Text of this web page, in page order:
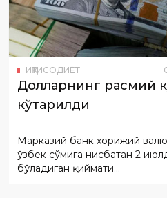
ИҚТИСОДИЁТ
Долларнинг расмий
кўтарилди
Марказий банк хорижий
ўзбек сўмига нисбатан 2
бўладиган қиймати...